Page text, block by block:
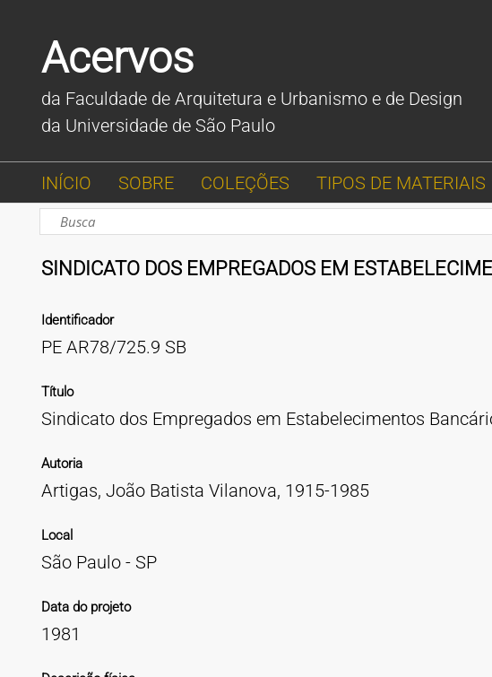
Acervos
da Faculdade de Arquitetura e Urbanismo e de Design
da Universidade de São Paulo
INÍCIO SOBRE COLEÇÕES TIPOS DE MATERIAIS
SINDICATO DOS EMPREGADOS EM
Identificador
PE AR78/725.9 SB
Título
Sindicato dos Empregados em Estabelecimentos
Autoria
Artigas, João Batista Vilanova, 1915-1985
Local
São Paulo - SP
Data do projeto
1981